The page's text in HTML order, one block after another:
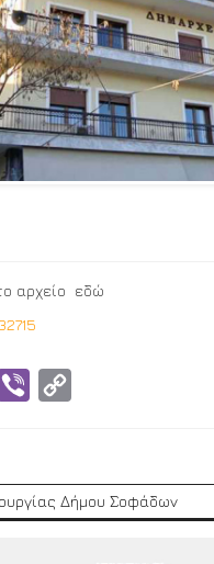
αρχείο εδώ
Viber
Δήμου Σοφάδων